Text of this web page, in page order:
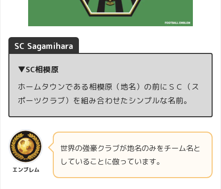
SC Sagamihara
▼SC相模原
ホームタウンである相模原（地名）の前にＳＣ（ス
ポーツクラブ）を組み合わせたシンプルな名前。
エンブレム
世界の強豪クラブが地名のみをチーム名と
していることに倣っています。